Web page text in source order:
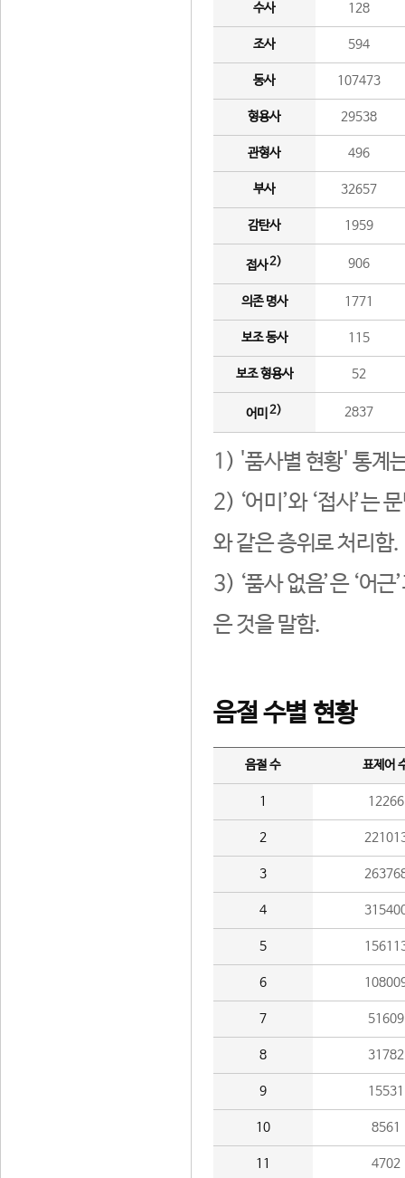
수사 128
조사 594
동사 107473
형용사 29538
관형사 496
부사 32657
감탄사 1959
접사2) 906
의존 명사 1771
보조 동사 115
보조 형용사 52
어미 2) 2837
1) '품사별 현황' 통계
2) ‘어미’와 ‘접사’는
와 같은 층위로 처리함.
3) ‘품사 없음’은 ‘어
은 것을 말함.
음절 수별 현황
음절 수 표제어
1 12266
2
3
4
5
6
7 51609
8 31782
9 15531
10 8561
11 4702